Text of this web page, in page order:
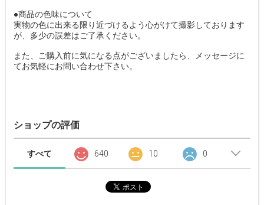
●商品の色味について
実物の色に出来る限り近づけるよう心がけて撮影しております
が、多少の誤差はご了承ください。
また、ご購入前に気になる点がございましたら、メッセージに
てお気軽にお問い合わせ下さい。
ショップの評価
すべて 640 10 0